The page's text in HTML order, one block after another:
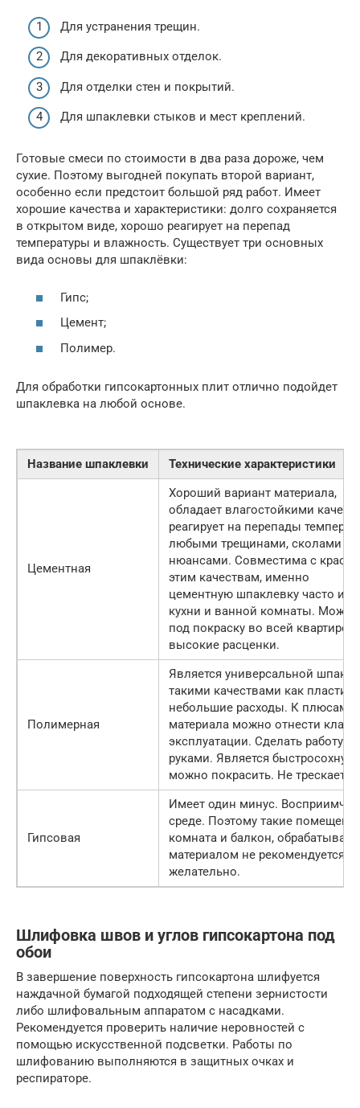
Для устранения трещин.
Для декоративных отделок.
Для отделки стен и покрытий.
Для шпаклевки стыков и мест креплений.
Готовые смеси по стоимости в два раза дороже, чем
сухие. Поэтому выгодней покупать второй вариант,
особенно если предстоит большой ряд работ. Имеет
хорошие качества и характеристики: долго сохраняется
в открытом виде, хорошо реагирует на перепад
температуры и влажность. Существует три основных
вида основы для шпаклёвки:
Гипс;
Цемент;
Полимер.
Для обработки гипсокартонных плит отлично подойдет
шпаклевка на любой основе.
Название шпаклевки Технические характеристики
Цементная
Хороший вариант материала,
обладает влагостойкими
реагирует на перепады
любыми трещинами, сколами
нюансами. Совместима с
этим качествам, именно
цементную шпаклевку часто
кухни и ванной комнаты.
под покраску во всей квартире.
высокие расценки.
Полимерная
Является универсальной
такими качествами как
небольшие расходы. К плюсам
материала можно отнести
эксплуатации. Сделать работу
руками. Является
можно покрасить. Не трескается.
Гипсовая
Имеет один минус.
среде. Поэтому такие
комната и балкон,
материалом не рекомендуется.
желательно.
Шлифовка швов и углов гипсокартона под
обои
В завершение поверхность гипсокартона шлифуется
наждачной бумагой подходящей степени зернистости
либо шлифовальным аппаратом с насадками.
Рекомендуется проверить наличие неровностей с
помощью искусственной подсветки. Работы по
шлифованию выполняются в защитных очках и
респираторе.